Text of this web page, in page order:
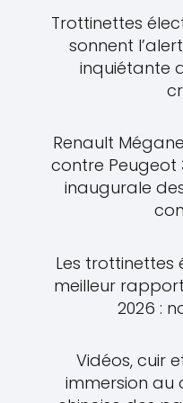
Trottinettes
sonnent
inquiétante
Renault
contre Peugeot
inaugurale
Les trottinettes
meilleur
2026 :
Vidéos, cuir
immersion